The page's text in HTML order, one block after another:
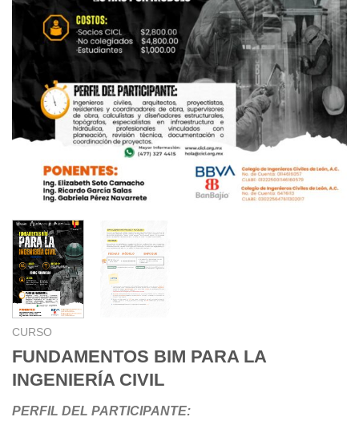
CURSO
FUNDAMENTOS BIM PARA LA
INGENIERÍA CIVIL
PERFIL DEL PARTICIPANTE: